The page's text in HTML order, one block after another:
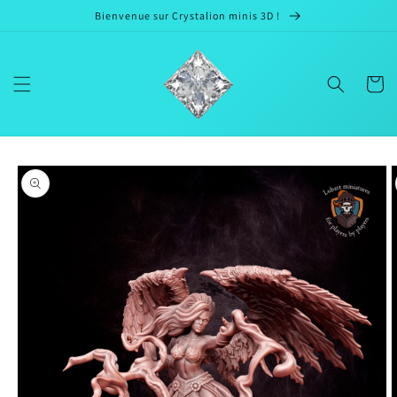
Bienvenue sur Crystalion minis 3D !
Panier
Passer aux
informations
produits